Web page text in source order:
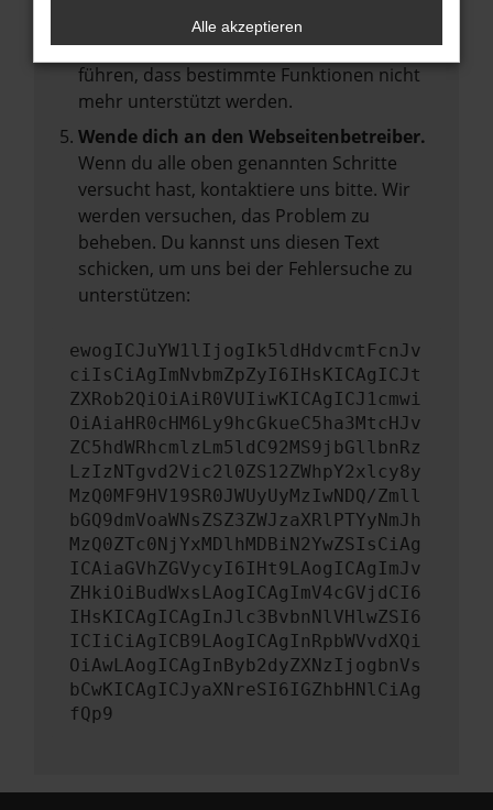
Veraltete Software birgt nicht nur ein
Sicherheitsrisiko, sondern kann auch dazu
führen, dass bestimmte Funktionen nicht
mehr unterstützt werden.
Wende dich an den Webseitenbetreiber.
Wenn du alle oben genannten Schritte
versucht hast, kontaktiere uns bitte. Wir
werden versuchen, das Problem zu
beheben. Du kannst uns diesen Text
schicken, um uns bei der Fehlersuche zu
unterstützen:
ewogICJuYW1lIjogIk5ldHdvcmtFcnJv
ciIsCiAgImNvbmZpZyI6IHsKICAgICJt
ZXRob2QiOiAiR0VUIiwKICAgICJ1cmwi
OiAiaHR0cHM6Ly9hcGkueC5ha3MtcHJv
ZC5hdWRhcmlzLm5ldC92MS9jbGllbnRz
LzIzNTgvd2Vic2l0ZS12ZWhpY2xlcy8y
MzQ0MF9HV19SR0JWUyUyMzIwNDQ/Zmll
bGQ9dmVoaWNsZSZ3ZWJzaXRlPTYyNmJh
MzQ0ZTc0NjYxMDlhMDBiN2YwZSIsCiAg
ICAiaGVhZGVycyI6IHt9LAogICAgImJv
ZHkiOiBudWxsLAogICAgImV4cGVjdCI6
IHsKICAgICAgInJlc3BvbnNlVHlwZSI6
ICIiCiAgICB9LAogICAgInRpbWVvdXQi
OiAwLAogICAgInByb2dyZXNzIjogbnVs
bCwKICAgICJyaXNreSI6IGZhbHNlCiAg
fQp9
Alle akzeptieren